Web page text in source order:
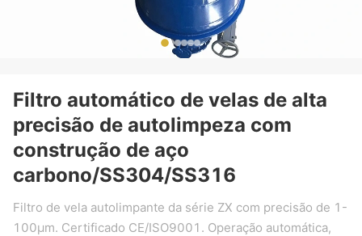
Filtro automático de velas de alta
precisão de autolimpeza com
construção de aço
carbono/SS304/SS316
Filtro de vela autolimpante da série ZX com precisão de 1-
100μm. Certificado CE/ISO9001. Operação automática,